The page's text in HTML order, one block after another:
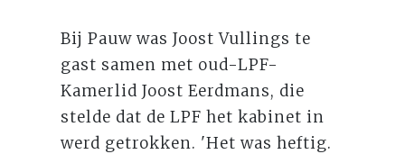
Bij Pauw was Joost Vullings te
gast samen met oud-LPF-
Kamerlid Joost Eerdmans, die
stelde dat de LPF het kabinet in
werd getrokken. 'Het was heftig.